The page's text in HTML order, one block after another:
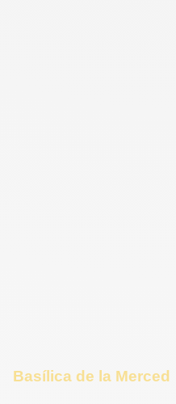
Basílica de la Merced